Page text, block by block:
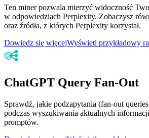
Ten miner pozwala mierzyć widoczność
w odpowiedziach Perplexity. Zobaczysz
oraz źródła, z których Perplexity korzystał.
Dowiedz się więcejWyświetl przykładowy
ChatGPT Query Fan-Out
Sprawdź, jakie podzapytania (fan-out
podczas wyszukiwania aktualnych
promptów.